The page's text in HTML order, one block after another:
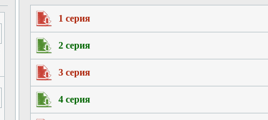
1 серия
2 серия
3 серия
4 серия